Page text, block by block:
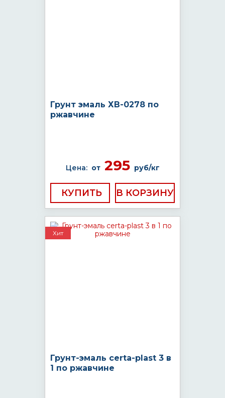
Грунт эмаль ХВ-0278 по
ржавчине
Цена: от295 руб/кг
КУПИТЬ
Хит
Грунт-эмаль certa-plast 3 в
1 по ржавчине